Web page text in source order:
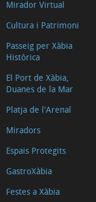
Mirador Virtual
Cultura i Patrimoni
Passeig per Xàbia
Històrica
El Port de Xàbia,
Duanes de la Mar
Platja de l'Arenal
Miradors
Espais Protegits
GastroXàbia
Festes a Xàbia